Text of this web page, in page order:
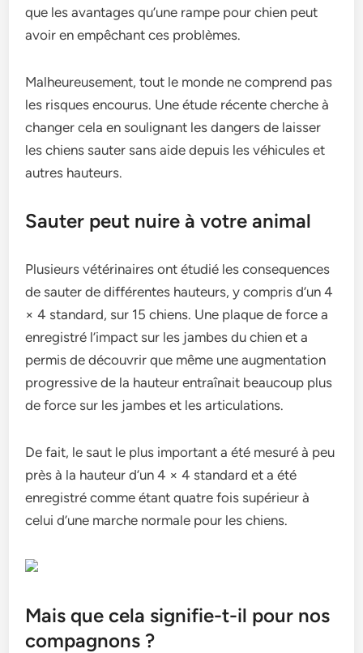
que les avantages qu’une rampe pour chien peut
avoir en empêchant ces problèmes.
Malheureusement, tout le monde ne comprend pas
les risques encourus. Une étude récente cherche à
changer cela en soulignant les dangers de laisser
les chiens sauter sans aide depuis les véhicules et
autres hauteurs.
Sauter peut nuire à votre animal
Plusieurs vétérinaires ont étudié les consequences
de sauter de différentes hauteurs, y compris d’un 4
× 4 standard, sur 15 chiens. Une plaque de force a
enregistré l’impact sur les jambes du chien et a
permis de découvrir que même une augmentation
progressive de la hauteur entraînait beaucoup plus
de force sur les jambes et les articulations.
De fait, le saut le plus important a été mesuré à peu
près à la hauteur d’un 4 × 4 standard et a été
enregistré comme étant quatre fois supérieur à
celui d’une marche normale pour les chiens.
Mais que cela signifie-t-il pour nos
compagnons ?